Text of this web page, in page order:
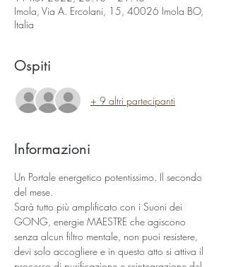
Imola, Via A. Ercolani, 15, 40026 Imola BO,
Italia
Ospiti
+ 9 altri partecipanti
Informazioni
Un Portale energetico potentissimo. Il secondo
del mese.
Sarà tutto più amplificato con i Suoni dei
GONG, energie MAESTRE che agiscono
senza alcun filtro mentale, non puoi resistere,
devi solo accogliere e in questo atto si attiva il